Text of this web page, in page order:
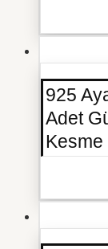
925
Adet
Kesme